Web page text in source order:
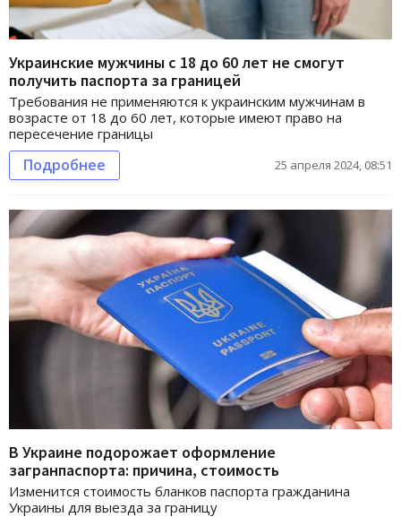
Украинские мужчины с 18 до 60 лет не смогут
получить паспорта за границей
Требования не применяются к украинским мужчинам в
возрасте от 18 до 60 лет, которые имеют право на
пересечение границы
Подробнее 25 апреля 2024, 08:51
В Украине подорожает оформление
загранпаспорта: причина, стоимость
Изменится стоимость бланков паспорта гражданина
Украины для выезда за границу